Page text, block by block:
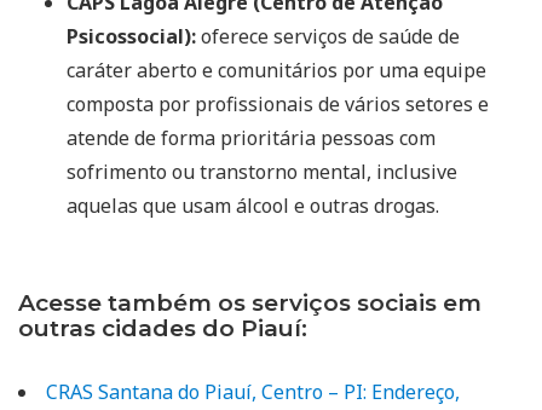
Psicossocial):oferece serviços de saúde de
caráter aberto e comunitários por uma equipe
composta por profissionais de vários setores e
atende de forma prioritária pessoas com
sofrimento ou transtorno mental, inclusive
aquelas que usam álcool e outras drogas.
Acesse também os serviços sociais em
outras cidades do Piauí:
CRAS Santana do Piauí, Centro – PI: Endereço,